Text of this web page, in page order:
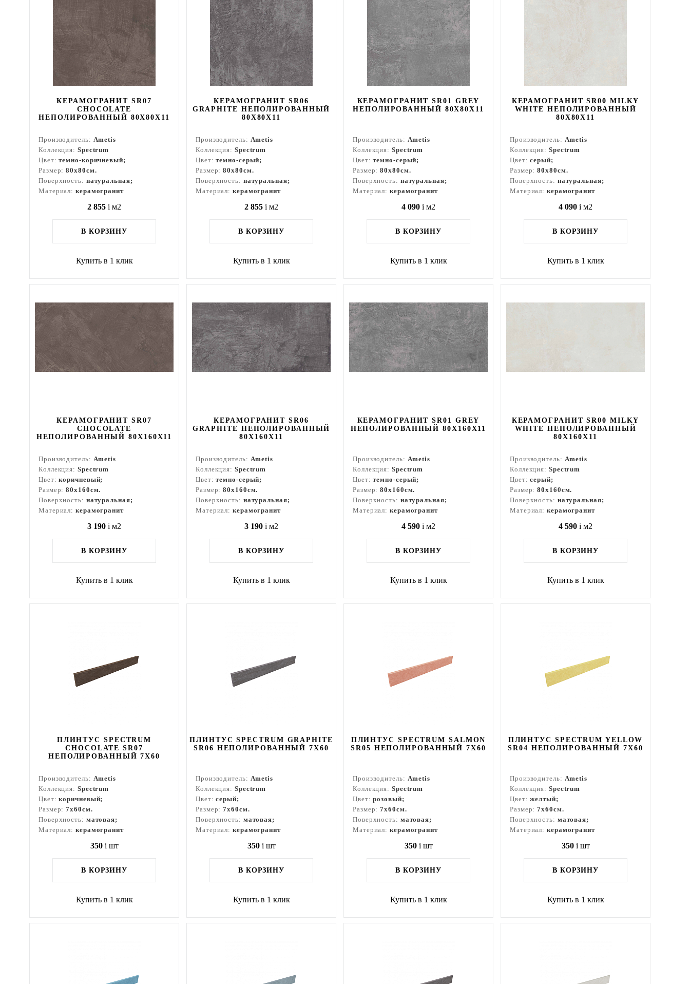
КЕРАМОГРАНИТ SR07
CHOCOLATE
НЕПОЛИРОВАННЫЙ 80X80Х11
Производитель: Ametis
Коллекция: Spectrum
Цвет:темно-коричневый;
Размер:80x80см.
Поверхность: натуральная;
Материал: керамогранит
2 855 i м2
В КОРЗИНУ
Купить в 1 клик
КЕРАМОГРАНИТ SR06
GRAPHITE НЕПОЛИРОВАННЫЙ
80X80Х11
Производитель: Ametis
Коллекция: Spectrum
Цвет:темно-серый;
Размер:80x80см.
Поверхность: натуральная;
Материал: керамогранит
2 855 i м2
В КОРЗИНУ
Купить в 1 клик
КЕРАМОГРАНИТ SR01 GREY
НЕПОЛИРОВАННЫЙ 80X80Х11
Производитель: Ametis
Коллекция: Spectrum
Цвет:темно-серый;
Размер:80x80см.
Поверхность: натуральная;
Материал: керамогранит
4 090 i м2
В КОРЗИНУ
Купить в 1 клик
КЕРАМОГРАНИТ SR00 MILKY
WHITE НЕПОЛИРОВАННЫЙ
80X80Х11
Производитель: Ametis
Коллекция: Spectrum
Цвет:серый;
Размер:80x80см.
Поверхность: натуральная;
Материал: керамогранит
4 090 i м2
В КОРЗИНУ
Купить в 1 клик
КЕРАМОГРАНИТ SR07
CHOCOLATE
НЕПОЛИРОВАННЫЙ 80X160Х11
Производитель: Ametis
Коллекция: Spectrum
Цвет:коричневый;
Размер:80x160см.
Поверхность: натуральная;
Материал: керамогранит
3 190 i м2
В КОРЗИНУ
Купить в 1 клик
КЕРАМОГРАНИТ SR06
GRAPHITE НЕПОЛИРОВАННЫЙ
80X160Х11
Производитель: Ametis
Коллекция: Spectrum
Цвет:темно-серый;
Размер:80x160см.
Поверхность: натуральная;
Материал: керамогранит
3 190 i м2
В КОРЗИНУ
Купить в 1 клик
КЕРАМОГРАНИТ SR01 GREY
НЕПОЛИРОВАННЫЙ 80X160Х11
Производитель: Ametis
Коллекция: Spectrum
Цвет:темно-серый;
Размер:80x160см.
Поверхность: натуральная;
Материал: керамогранит
4 590 i м2
В КОРЗИНУ
Купить в 1 клик
КЕРАМОГРАНИТ SR00 MILKY
WHITE НЕПОЛИРОВАННЫЙ
80X160Х11
Производитель: Ametis
Коллекция: Spectrum
Цвет:серый;
Размер:80x160см.
Поверхность: натуральная;
Материал: керамогранит
4 590 i м2
В КОРЗИНУ
Купить в 1 клик
ПЛИНТУС SPECTRUM
CHOCOLATE SR07
НЕПОЛИРОВАННЫЙ 7X60
Производитель: Ametis
Коллекция: Spectrum
Цвет:коричневый;
Размер:7x60см.
Поверхность: матовая;
Материал: керамогранит
350 i шт
В КОРЗИНУ
Купить в 1 клик
ПЛИНТУС SPECTRUM GRAPHITE
SR06 НЕПОЛИРОВАННЫЙ 7X60
Производитель: Ametis
Коллекция: Spectrum
Цвет:серый;
Размер:7x60см.
Поверхность: матовая;
Материал: керамогранит
350 i шт
В КОРЗИНУ
Купить в 1 клик
ПЛИНТУС SPECTRUM SALMON
SR05 НЕПОЛИРОВАННЫЙ 7X60
Производитель: Ametis
Коллекция: Spectrum
Цвет:розовый;
Размер:7x60см.
Поверхность: матовая;
Материал: керамогранит
350 i шт
В КОРЗИНУ
Купить в 1 клик
ПЛИНТУС SPECTRUM YELLOW
SR04 НЕПОЛИРОВАННЫЙ 7X60
Производитель: Ametis
Коллекция: Spectrum
Цвет:желтый;
Размер:7x60см.
Поверхность: матовая;
Материал: керамогранит
350 i шт
В КОРЗИНУ
Купить в 1 клик